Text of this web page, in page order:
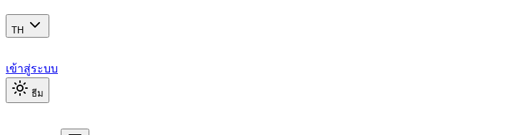
TH
เข้าสู่ระบบ
ธีม